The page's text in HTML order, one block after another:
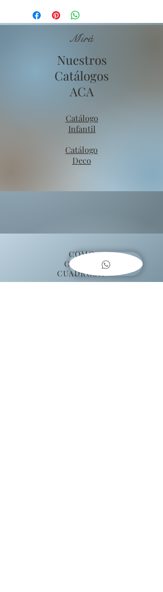
Mirá
Nuestros
Catálogos
ACA
Catálogo
Infantil
Catálogo
Deco
COMO
COLGAR
CUADROS??